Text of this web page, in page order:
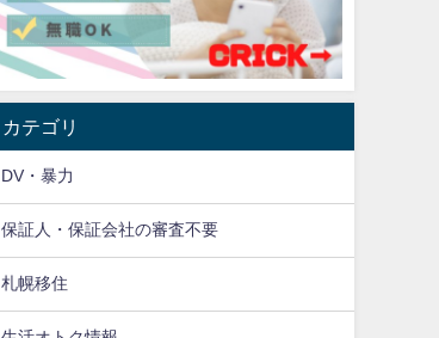
カテゴリ
DV・暴力
保証人・保証会社の審査不要
札幌移住